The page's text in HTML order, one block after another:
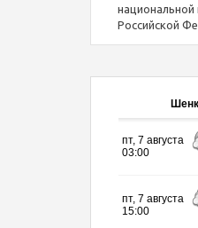
национальной
Российской